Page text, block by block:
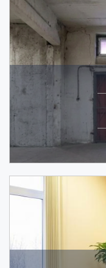
остеклением и
центре класса
приточно-
системами
системой
НДС в размере
Дополнительно
электроэнергия.
Предлагаем в
отопления на 1
два входа
охранной и
подъезд фуры и
территории.